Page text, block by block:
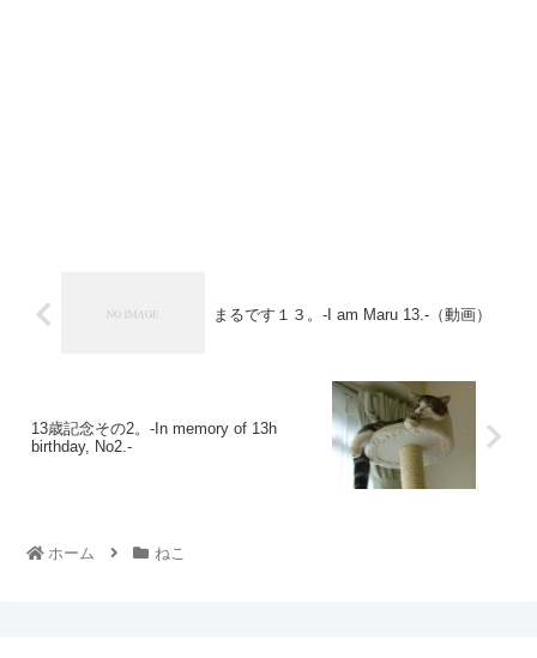
まるです１３。-I am Maru 13.-（動画）
13歳記念その2。-In memory of 13h
birthday, No2.-
ホーム ねこ